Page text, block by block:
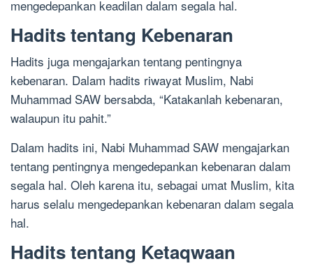
mengedepankan keadilan dalam segala hal.
Hadits tentang Kebenaran
Hadits juga mengajarkan tentang pentingnya
kebenaran. Dalam hadits riwayat Muslim, Nabi
Muhammad SAW bersabda, “Katakanlah kebenaran,
walaupun itu pahit.”
Dalam hadits ini, Nabi Muhammad SAW mengajarkan
tentang pentingnya mengedepankan kebenaran dalam
segala hal. Oleh karena itu, sebagai umat Muslim, kita
harus selalu mengedepankan kebenaran dalam segala
hal.
Hadits tentang Ketaqwaan